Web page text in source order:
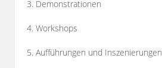
3. Demonstrationen
4. Workshops
5. Aufführungen und Inszenierungen